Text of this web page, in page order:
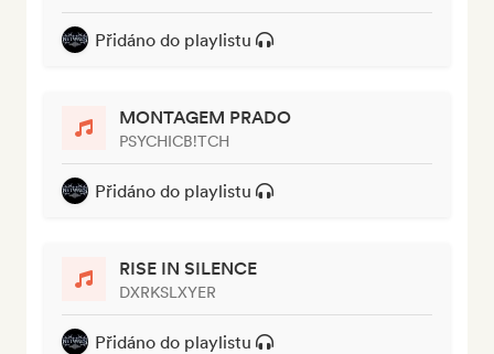
Přidáno do playlistu
MONTAGEM PRADO
PSYCHICB!TCH
Přidáno do playlistu
RISE IN SILENCE
DXRKSLXYER
Přidáno do playlistu